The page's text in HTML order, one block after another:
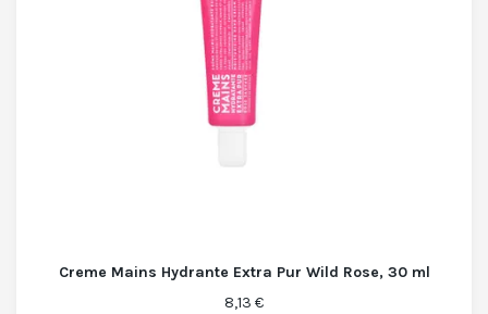
Creme Mains Hydrante Extra Pur Wild Rose, 30 ml
8,13 €